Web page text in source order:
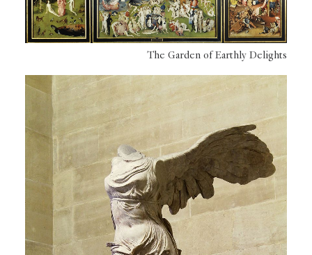
The Garden of Earthly Delights